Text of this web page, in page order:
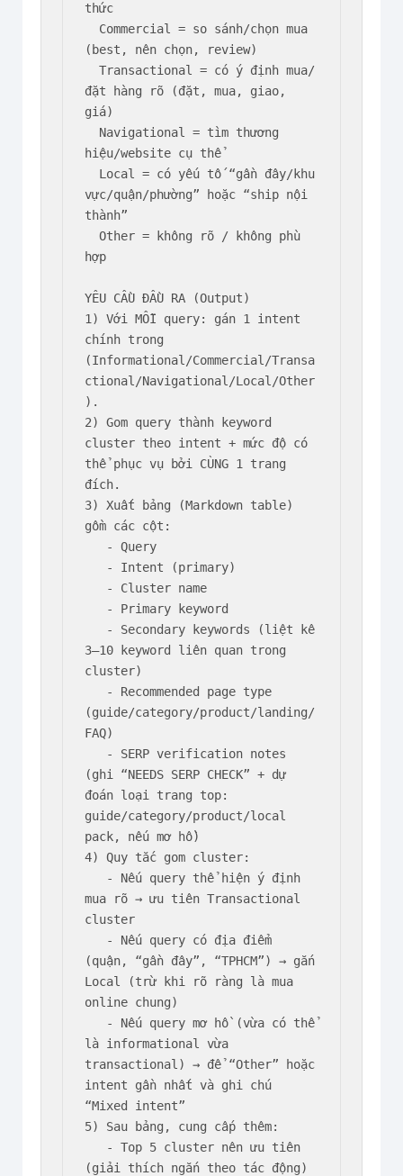
thức
(best, nên chọn, review)
  Transactional = có ý định mua/
đặt hàng rõ (đặt, mua, giao,
giá)
hiệu/website cụ thể
vực/quận/phường” hoặc “ship nội
thành”
  Other = không rõ / không phù
hợp
YÊU CẦU ĐẦU RA (Output)
1) Với MỖI query: gán 1 intent
chính trong
(Informational/Commercial/Transa
ctional/Navigational/Local/Other
).
2) Gom query thành keyword
cluster theo intent + mức độ có
thể phục vụ bởi CÙNG 1 trang
đích.
3) Xuất bảng (Markdown table)
gồm các cột:
3–10 keyword liên quan trong
cluster)
(guide/category/product/landing/
FAQ)
(ghi “NEEDS SERP CHECK” + dự
đoán loại trang top:
guide/category/product/local
pack, nếu mơ hồ)
4) Quy tắc gom cluster:
mua rõ → ưu tiên Transactional
cluster
(quận, “gần đây”, “TPHCM”) → gắn
Local (trừ khi rõ ràng là mua
online chung)
là informational vừa
transactional) → để “Other” hoặc
intent gần nhất và ghi chú
“Mixed intent”
5) Sau bảng, cung cấp thêm:
(giải thích ngắn theo tác động)